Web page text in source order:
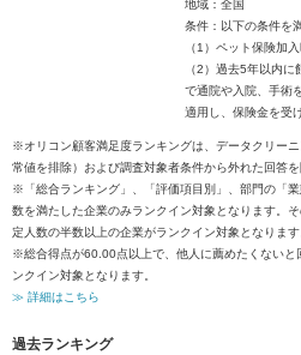
地域：全国
条件：以下の条件を
（1）ペット保険加
（2）過去5年以内
で通院や入院、手術
適用し、保険金を受
※オリコン顧客満足度ランキングは、データクリー
常値を排除）および調査対象者条件から外れた回答
※「総合ランキング」、「評価項目別」、部門の「
数を満たした企業のみランクイン対象となります。
定人数の半数以上の企業がランクイン対象となります
※総合得点が60.00点以上で、他人に薦めたくないと
ンクイン対象となります。
≫ 詳細はこちら
過去ランキング